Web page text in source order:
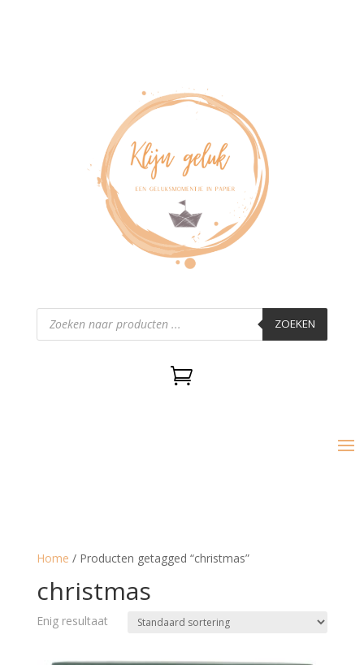
Producten
zoeken ZOEKEN

Home / Producten getagged “christmas”
christmas
Enig resultaat